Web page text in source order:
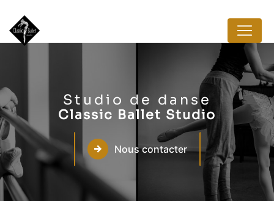
Studio de danse
Classic Ballet Studio
Nous contacter